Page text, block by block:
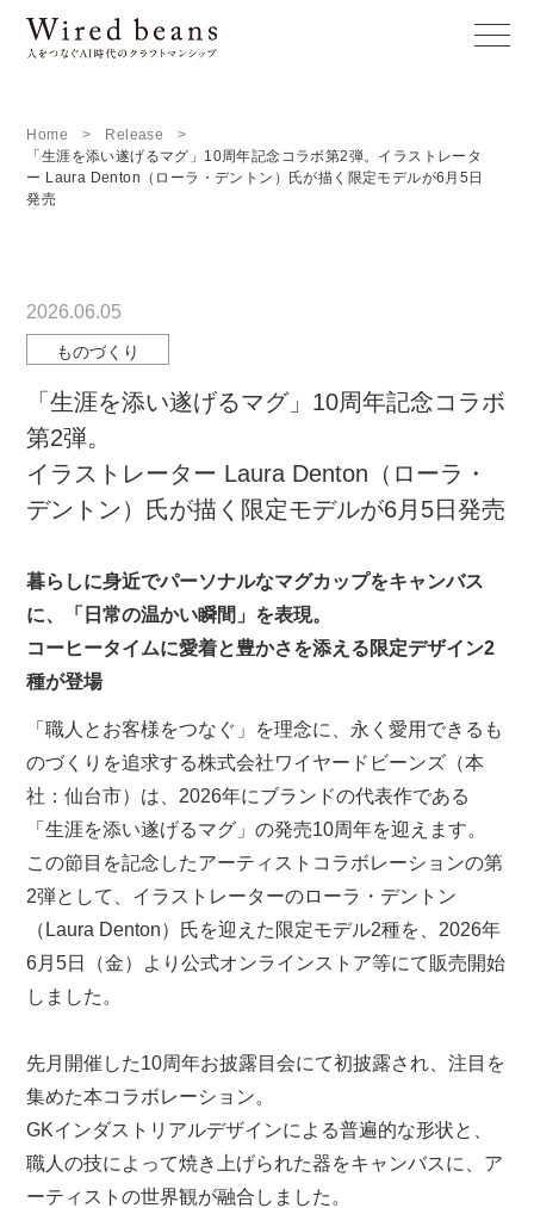
Home
Release
「生涯を添い遂げるマグ」10周年記念コラボ第2弾。イラストレータ
ー Laura Denton（ローラ・デントン）氏が描く限定モデルが6月5日
発売
2026.06.05
ものづくり
「生涯を添い遂げるマグ」10周年記念コラボ
第2弾。
イラストレーター Laura Denton（ローラ・
デントン）氏が描く限定モデルが6月5日発売
暮らしに身近でパーソナルなマグカップをキャンバス
に、「日常の温かい瞬間」を表現。
コーヒータイムに愛着と豊かさを添える限定デザイン2
種が登場
「職人とお客様をつなぐ」を理念に、永く愛用できるも
のづくりを追求する株式会社ワイヤードビーンズ（本
社：仙台市）は、 2026年にブランドの代表作である
「生涯を添い遂げるマグ」の発売10周年を迎えます。
この節目を記念したアーティストコラボレーションの第
2弾として、 イラストレーターのローラ・デントン
（Laura Denton）氏を迎えた限定モデル2種を、 2026年
6月5日（金）より公式オンラインストア等にて販売開始
しました。
先月開催した10周年お披露目会にて初披露され、注目を
集めた本コラボレーション。
GKインダストリアルデザインによる普遍的な形状と、
職人の技によって焼き上げられた器をキャンバスに、 ア
ーティストの世界観が融合しました。